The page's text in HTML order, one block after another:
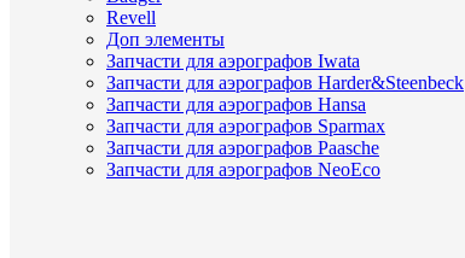
Revell
Доп элементы
Запчасти для аэрографов Iwata
Запчасти для аэрографов Harder&Steenbeck
Запчасти для аэрографов Hansa
Запчасти для аэрографов Sparmax
Запчасти для аэрографов Paasche
Запчасти для аэрографов NeoEco